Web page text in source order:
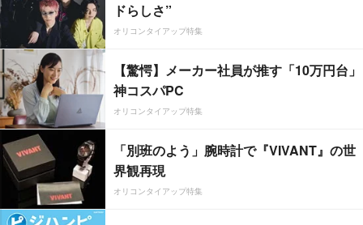
ドらしさ”
オリコンタイアップ特集
【驚愕】メーカー社員が推す「10万円台」
神コスパPC
オリコンタイアップ特集
「別班のよう」腕時計で『VIVANT』の世
界観再現
オリコンタイアップ特集